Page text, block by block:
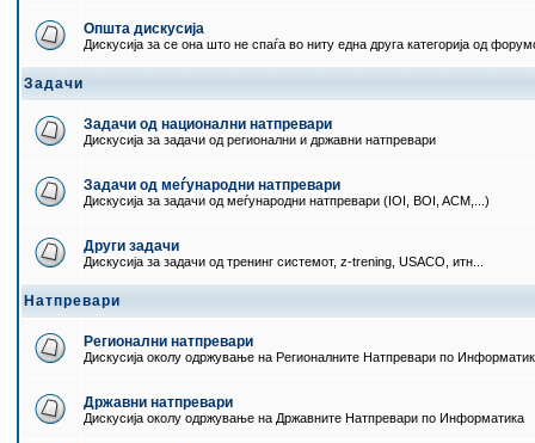
Општа дискусија
Дискусија за се она што не спаѓа во ниту една друга категорија од
Задачи
Задачи од национални натпревари
Дискусија за задачи од регионални и државни натпревари
Задачи од меѓународни натпревари
Дискусија за задачи од меѓународни натпревари (IOI, BOI, ACM,...)
Други задачи
Дискусија за задачи од тренинг системот, z-trening, USACO, итн...
Натпревари
Регионални натпревари
Дискусија околу одржување на Регионалните Натпревари по
Државни натпревари
Дискусија околу одржување на Државните Натпревари по Информатика